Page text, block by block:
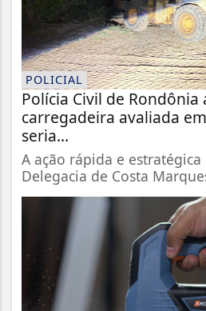
POLICIAL
Polícia Civil de Rondônia
carregadeira avaliada
seria...
A ação rápida e
Delegacia de Costa